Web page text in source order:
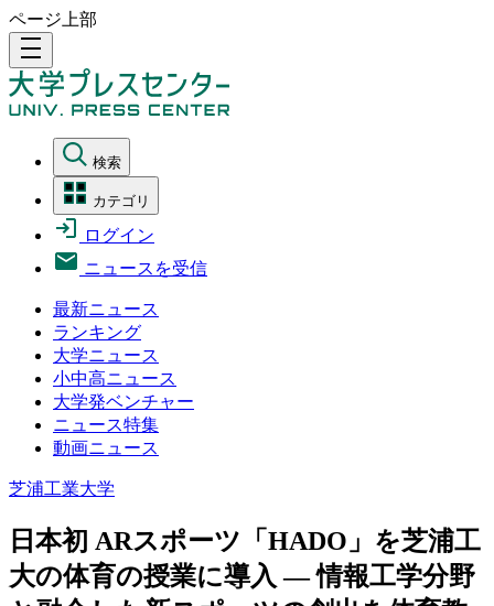
ページ上部
density_medium
検索
カテゴリ
ログイン
ニュースを受信
最新ニュース
ランキング
大学ニュース
小中高ニュース
大学発ベンチャー
ニュース特集
動画ニュース
芝浦工業大学
日本初 ARスポーツ「HADO」を芝浦工
大の体育の授業に導入 — 情報工学分野